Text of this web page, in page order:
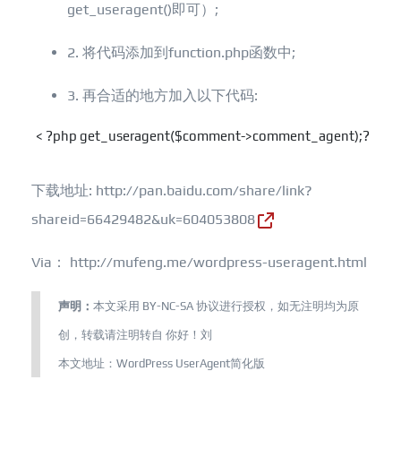
get_useragent()即可）;
2. 将代码添加到function.php函数中;
3. 再合适的地方加入以下代码:
< ?php get_useragent($comment->comment_agent);?>
下载地址: http://pan.baidu.com/share/link?
shareid=66429482&uk=604053808
Via： http://mufeng.me/wordpress-useragent.html
声明： 本文采用 BY-NC-SA 协议进行授权，如无注明均为原
创，转载请注明转自 你好！刘
本文地址： WordPress UserAgent简化版